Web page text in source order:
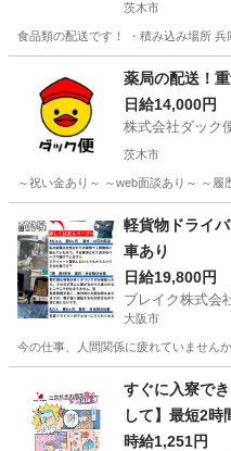
茨木市
食品類の配送です！ ・積み込み場所
配送 シニア
薬局の配送！
日給14,000円
株式会社ダック
茨木市
～祝い金あり～ ～web面談あり～ ～
配送 業務
軽貨物ドライ
車あり
日給19,800円
ブレイク株式会
大阪市
今の仕事、人間関係に疲れていません
ドライバー
すぐに入寮で
して】最短2時
り！調味料の
時給1,251円